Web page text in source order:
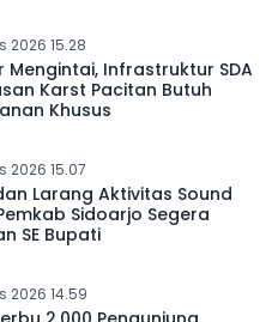
2026 15.28
Mengintai, Infrastruktur SDA
Karst Pacitan Butuh
Khusus
2026 15.07
Larang Aktivitas Sound
Sidoarjo Segera
SE Bupati
2026 14.59